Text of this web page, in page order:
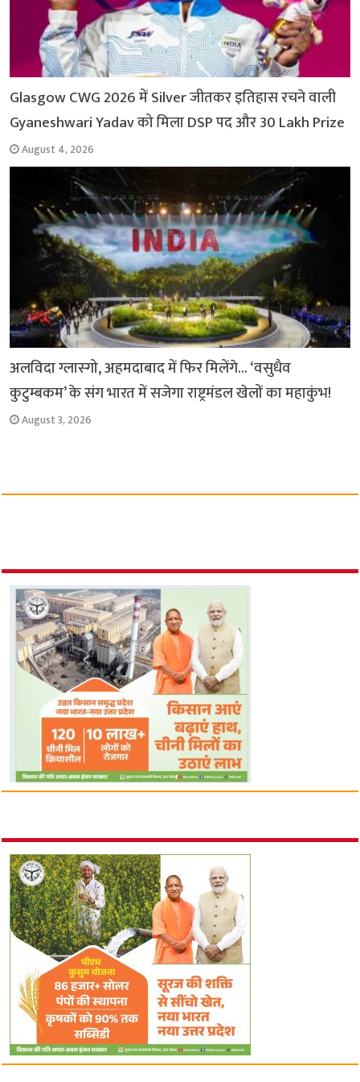
Glasgow CWG 2026 में Silver जीतकर इतिहास रचने वाली
Gyaneshwari Yadav को मिला DSP पद और 30 Lakh Prize
August 4, 2026
अलविदा ग्लास्गो, अहमदाबाद में फिर मिलेंगे… ‘वसुधैव
कुटुम्बकम’ के संग भारत में सजेगा राष्ट्रमंडल खेलों का महाकुंभ!
August 3, 2026